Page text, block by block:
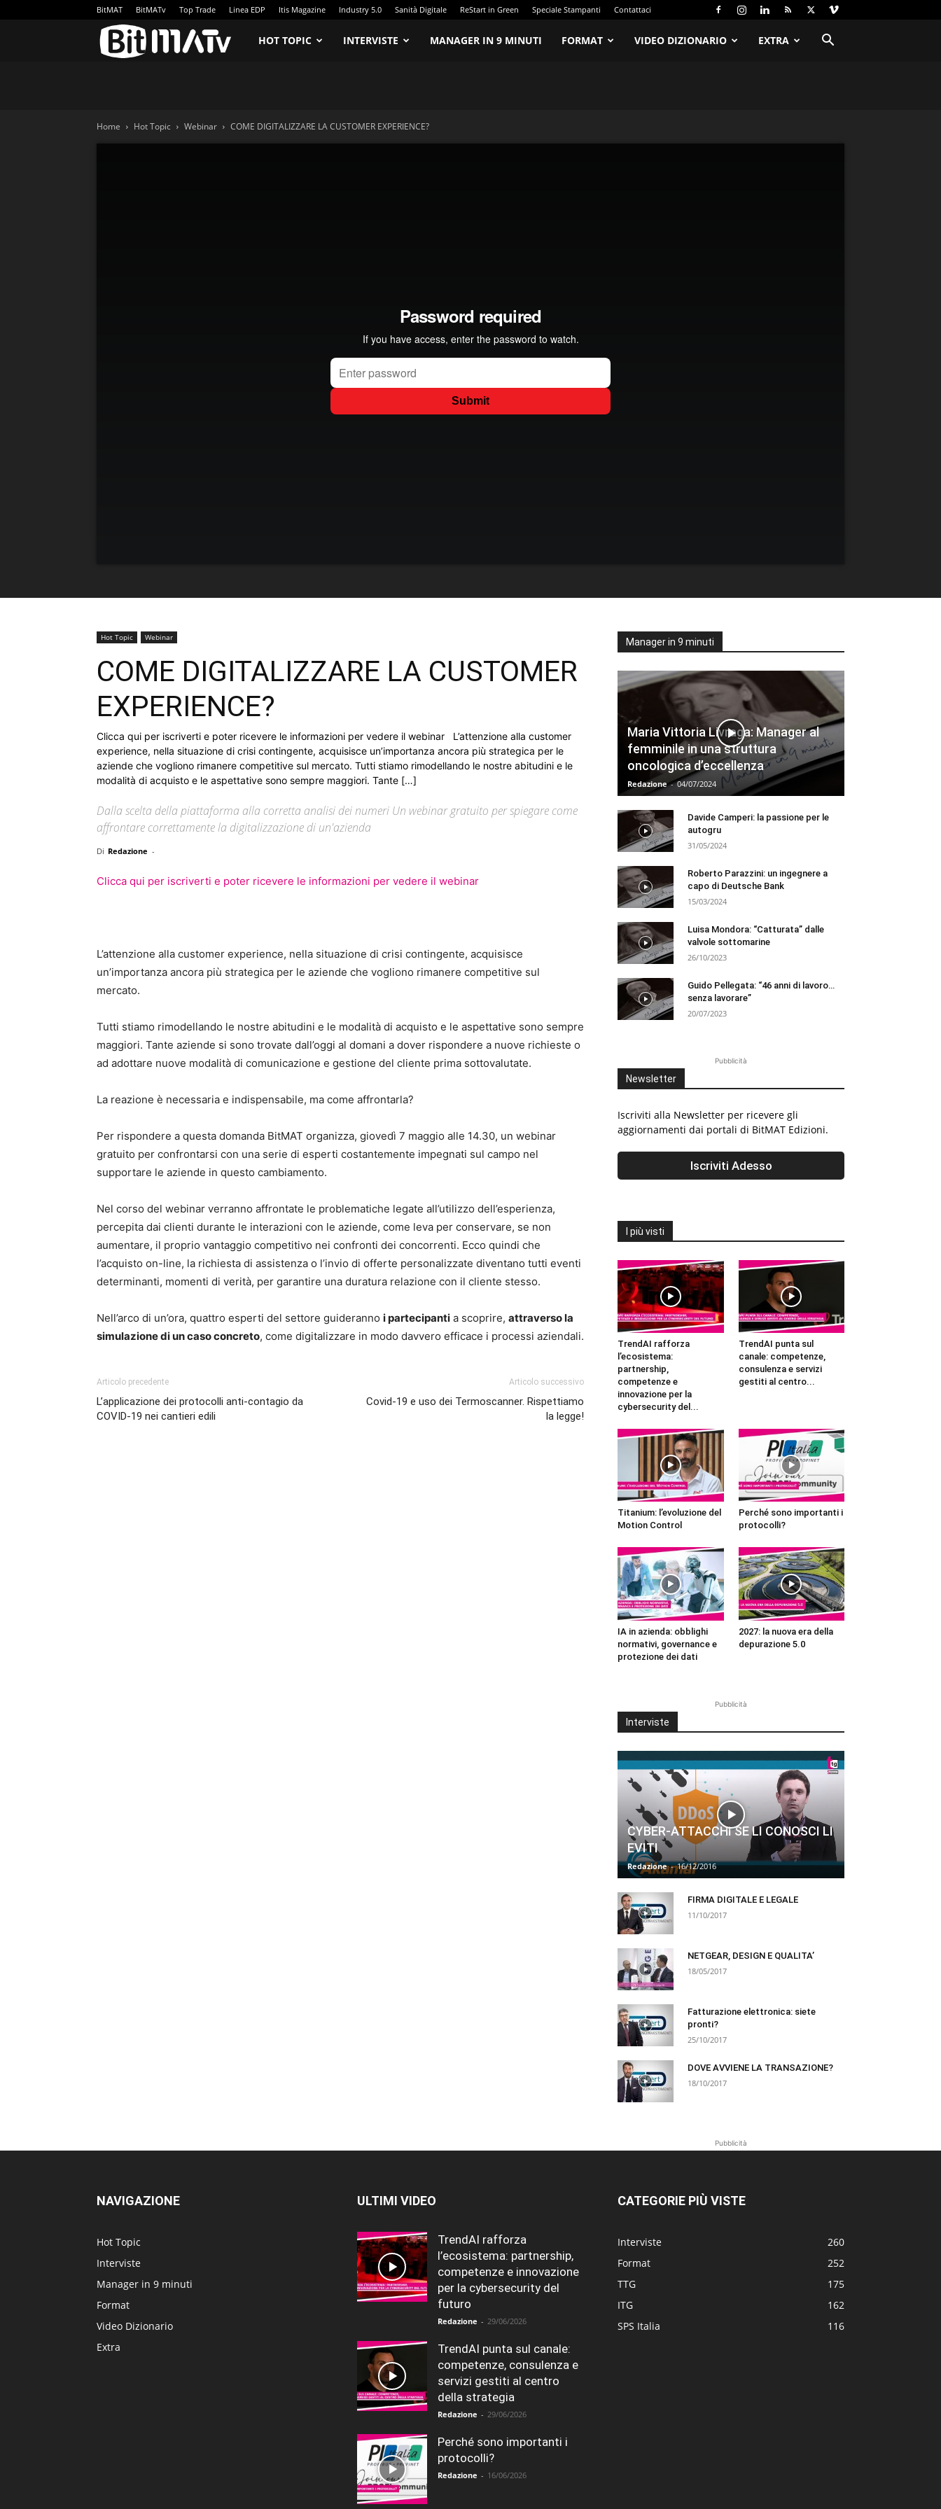
BitMAT BitMATv Top Trade Linea EDP Itis Magazine Industry 5.0 Sanità Digitale ReStart in Green Speciale Stampanti Contattaci
BitMATv
HOT TOPIC INTERVISTE MANAGER IN 9 MINUTI FORMAT VIDEO DIZIONARIO EXTRA
Home Hot Topic Webinar COME DIGITALIZZARE LA CUSTOMER EXPERIENCE?
Hot Topic Webinar
COME DIGITALIZZARE LA CUSTOMER
EXPERIENCE?
Clicca qui per iscriverti e poter ricevere le informazioni per vedere il webinar L’attenzione alla customer
experience, nella situazione di crisi contingente, acquisisce un’importanza ancora più strategica per le
aziende che vogliono rimanere competitive sul mercato. Tutti stiamo rimodellando le nostre abitudini e le
modalità di acquisto e le aspettative sono sempre maggiori. Tante […]
Dalla scelta della piattaforma alla corretta analisi dei numeri Un webinar gratuito per spiegare come
affrontare correttamente la digitalizzazione di un'azienda
Di Redazione -
Clicca qui per iscriverti e poter ricevere le informazioni per vedere il webinar
L’attenzione alla customer experience, nella situazione di crisi contingente, acquisisce
un’importanza ancora più strategica per le aziende che vogliono rimanere competitive sul
mercato.
Tutti stiamo rimodellando le nostre abitudini e le modalità di acquisto e le aspettative sono sempre
maggiori. Tante aziende si sono trovate dall’oggi al domani a dover rispondere a nuove richieste o
ad adottare nuove modalità di comunicazione e gestione del cliente prima sottovalutate.
La reazione è necessaria e indispensabile, ma come affrontarla?
Per rispondere a questa domanda BitMAT organizza, giovedì 7 maggio alle 14.30, un webinar
gratuito per confrontarsi con una serie di esperti costantemente impegnati sul campo nel
supportare le aziende in questo cambiamento.
Nel corso del webinar verranno affrontate le problematiche legate all’utilizzo dell’esperienza,
percepita dai clienti durante le interazioni con le aziende, come leva per conservare, se non
aumentare, il proprio vantaggio competitivo nei confronti dei concorrenti. Ecco quindi che
l’acquisto on-line, la richiesta di assistenza o l’invio di offerte personalizzate diventano tutti eventi
determinanti, momenti di verità, per garantire una duratura relazione con il cliente stesso.
Nell’arco di un’ora, quattro esperti del settore guideranno i partecipanti a scoprire, attraverso la
simulazione di un caso concreto, come digitalizzare in modo davvero efficace i processi aziendali.
Articolo precedente
L’applicazione dei protocolli anti-contagio da
COVID-19 nei cantieri edili
Articolo successivo
Covid-19 e uso dei Termoscanner. Rispettiamo
la legge!
Manager in 9 minuti
Maria Vittoria Livraga: Manager al
femminile in una struttura
oncologica d’eccellenza
Redazione - 04/07/2024
Davide Camperi: la passione per le
autogru
31/05/2024
Roberto Parazzini: un ingegnere a
capo di Deutsche Bank
15/03/2024
Luisa Mondora: “Catturata” dalle
valvole sottomarine
26/10/2023
Guido Pellegata: “46 anni di lavoro…
senza lavorare”
20/07/2023
Pubblicità
Newsletter
Iscriviti alla Newsletter per ricevere gli
aggiornamenti dai portali di BitMAT Edizioni.
I più visti
TrendAI rafforza
l’ecosistema:
partnership,
competenze e
innovazione per la
cybersecurity del...
TrendAI punta sul
canale: competenze,
consulenza e servizi
gestiti al centro...
Titanium: l’evoluzione del
Motion Control
Perché sono importanti i
protocolli?
IA in azienda: obblighi
normativi, governance e
protezione dei dati
2027: la nuova era della
depurazione 5.0
Pubblicità
Interviste
CYBER-ATTACCHI SE LI CONOSCI LI
EVITI
Redazione - 16/12/2016
FIRMA DIGITALE E LEGALE
11/10/2017
NETGEAR, DESIGN E QUALITA’
18/05/2017
Fatturazione elettronica: siete
pronti?
25/10/2017
DOVE AVVIENE LA TRANSAZIONE?
18/10/2017
Pubblicità
NAVIGAZIONE
Hot Topic
Interviste
Manager in 9 minuti
Format
Video Dizionario
Extra
ULTIMI VIDEO
TrendAI rafforza
l’ecosistema: partnership,
competenze e innovazione
per la cybersecurity del
futuro
Redazione - 29/06/2026
TrendAI punta sul canale:
competenze, consulenza e
servizi gestiti al centro
della strategia
Redazione - 29/06/2026
Perché sono importanti i
protocolli?
Redazione - 16/06/2026
CATEGORIE PIÙ VISTE
Interviste
260
Format
252
TTG
175
ITG
162
SPS Italia
116